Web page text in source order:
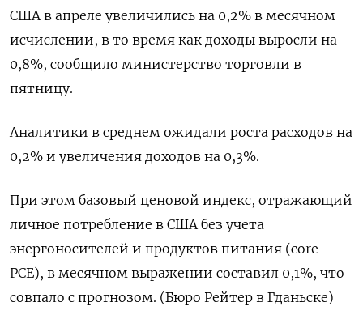
США в апреле увеличились на 0,2% в месячном
исчислении, в то время как доходы выросли на
0,8%, сообщило министерство торговли в
пятницу.
Аналитики в среднем ожидали роста расходов на
0,2% и увеличения доходов на 0,3%.
При этом базовый ценовой индекс, отражающий
личное потребление в США без учета
энергоносителей и продуктов питания (core
PCE), в месячном выражении составил 0,1%, что
совпало с прогнозом. (Бюро Рейтер в Гданьске)